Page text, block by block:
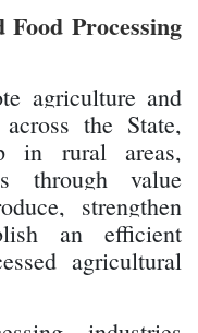
Processing
agriculture and
the State,
in rural areas,
through value
strengthen
an efficient
agricultural